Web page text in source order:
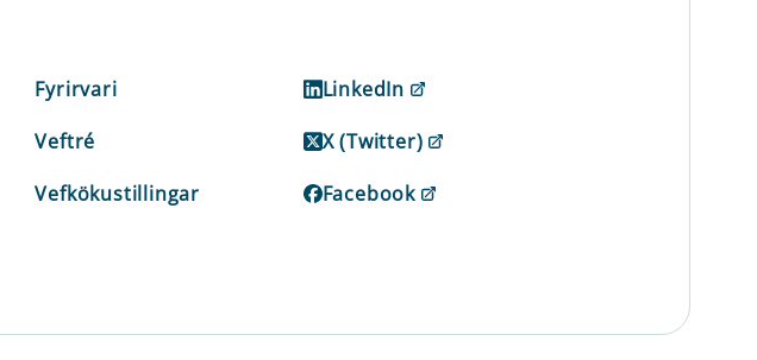
Fyrirvari
Veftré
Vefkökustillingar
LinkedIn
X (Twitter)
Facebook